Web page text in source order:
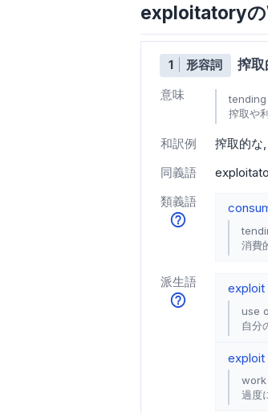
exploitatory
1 形容詞 搾取
意味
搾取や
和訳例 搾取的な
同義語
類義語
消費
派生語 exploit
use
自分
exploit
過度